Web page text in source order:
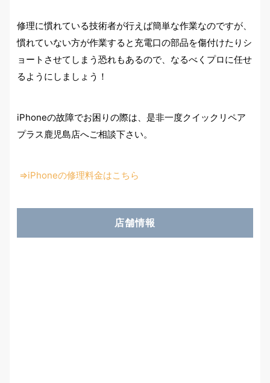
修理に慣れている技術者が行えば簡単な作業なのですが、
慣れていない方が作業すると充電口の部品を傷付けたりシ
ョートさせてしまう恐れもあるので、なるべくプロに任せ
るようにしましょう！
iPhoneの故障でお困りの際は、是非一度クイックリペア
プラス鹿児島店へご相談下さい。
⇒iPhoneの修理料金はこちら
店舗情報